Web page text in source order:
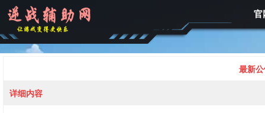
官
最新
详细内容